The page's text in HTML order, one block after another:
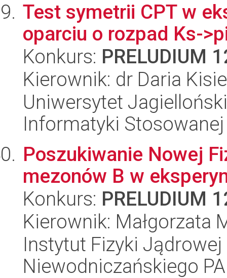
Test symetrii CPT w
oparciu o rozpad Ks-
Konkurs: PRELUDIUM
Kierownik: dr Daria
Uniwersytet
Informatyki Stosowanej
Poszukiwanie Nowej
mezonów B w
Konkurs: PRELUDIUM
Kierownik: Małgorzata
Instytut Fizyki
Niewodniczańskiego